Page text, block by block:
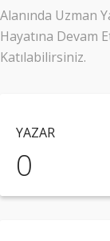
Alanında Uzman
Hayatına Devam
Katılabilirsiniz.
YAZAR
0